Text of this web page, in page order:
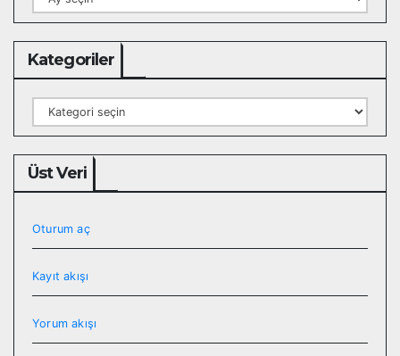
Kategoriler
Kategoriler
Üst Veri
Oturum aç
Kayıt akışı
Yorum akışı